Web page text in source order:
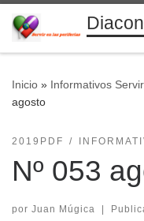
Saltar al contenido
Inicio » Informativos
agosto
2019PDF
Nº 053
por Juan Múgica |